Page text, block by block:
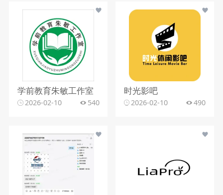
学前教育朱敏工作室
2026-02-10 540
时光影吧
2026-02-10 490